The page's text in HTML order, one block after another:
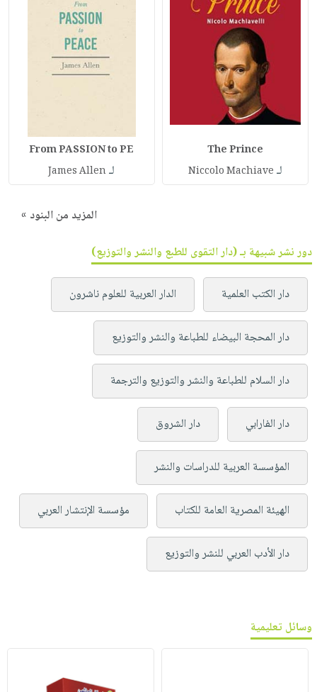
The Prince
لـ Niccolo Machiave
From PASSION to PE
لـJames Allen
المزيد من البنود »
دور نشر شبيهة بـ (دار التقوى للطبع والنشر والتوزيع)
دار الكتب العلمية الدار العربية للعلوم ناشرون
دار المحجة البيضاء للطباعة والنشر والتوزيع
دار السلام للطباعة والنشر والتوزيع والترجمة
دار الفارابي دار الشروق
المؤسسة العربية للدراسات والنشر
الهيئة المصرية العامة للكتاب مؤسسة الإنتشار العربي
دار الأدب العربي للنشر والتوزيع
وسائل تعليمية